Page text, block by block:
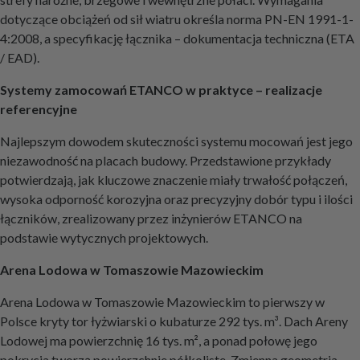
dotyczące obciążeń od sił wiatru określa norma PN-EN 1991-1-
4:2008, a specyfikację łącznika – dokumentacja techniczna (ETA
/ EAD).
Systemy zamocowań ETANCO w praktyce – realizacje
referencyjne
Najlepszym dowodem skuteczności systemu mocowań jest jego
niezawodność na placach budowy. Przedstawione przykłady
potwierdzają, jak kluczowe znaczenie miały trwałość połączeń,
wysoka odporność korozyjna oraz precyzyjny dobór typu i ilości
łączników, zrealizowany przez inżynierów ETANCO na
podstawie wytycznych projektowych.
Arena Lodowa w Tomaszowie Mazowieckim
Arena Lodowa w Tomaszowie Mazowieckim to pierwszy w
Polsce kryty tor łyżwiarski o kubaturze 292 tys. m³. Dach Areny
Lodowej ma powierzchnię 16 tys. m², a ponad połowę jego